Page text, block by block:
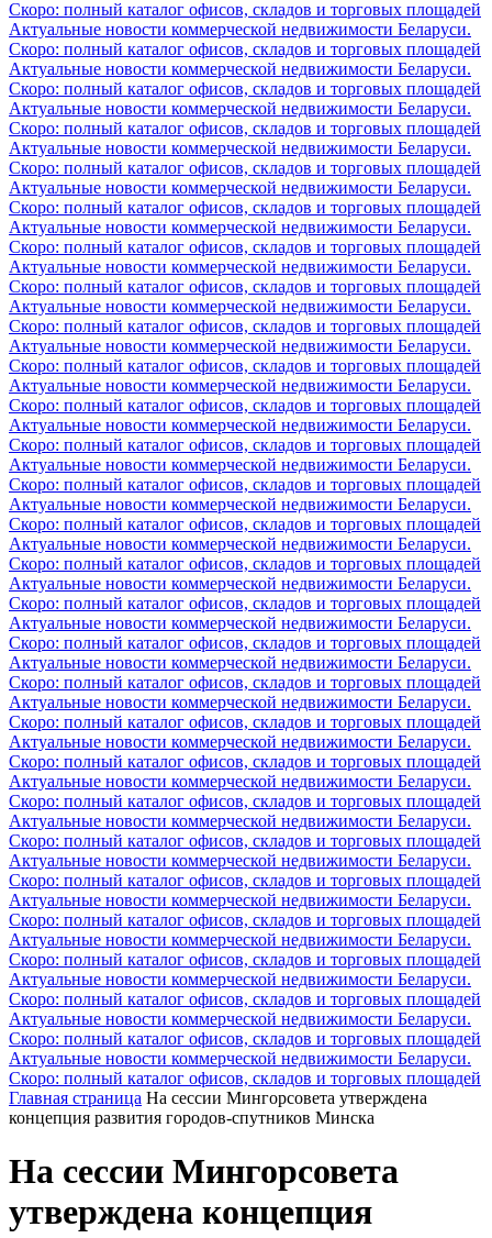
Скоро: полный каталог офисов, складов и торговых площадей
Актуальные новости коммерческой недвижимости Беларуси.
Скоро: полный каталог офисов, складов и торговых площадей
Актуальные новости коммерческой недвижимости Беларуси.
Скоро: полный каталог офисов, складов и торговых площадей
Актуальные новости коммерческой недвижимости Беларуси.
Скоро: полный каталог офисов, складов и торговых площадей
Актуальные новости коммерческой недвижимости Беларуси.
Скоро: полный каталог офисов, складов и торговых площадей
Актуальные новости коммерческой недвижимости Беларуси.
Скоро: полный каталог офисов, складов и торговых площадей
Актуальные новости коммерческой недвижимости Беларуси.
Скоро: полный каталог офисов, складов и торговых площадей
Актуальные новости коммерческой недвижимости Беларуси.
Скоро: полный каталог офисов, складов и торговых площадей
Актуальные новости коммерческой недвижимости Беларуси.
Скоро: полный каталог офисов, складов и торговых площадей
Актуальные новости коммерческой недвижимости Беларуси.
Скоро: полный каталог офисов, складов и торговых площадей
Актуальные новости коммерческой недвижимости Беларуси.
Скоро: полный каталог офисов, складов и торговых площадей
Актуальные новости коммерческой недвижимости Беларуси.
Скоро: полный каталог офисов, складов и торговых площадей
Актуальные новости коммерческой недвижимости Беларуси.
Скоро: полный каталог офисов, складов и торговых площадей
Актуальные новости коммерческой недвижимости Беларуси.
Скоро: полный каталог офисов, складов и торговых площадей
Актуальные новости коммерческой недвижимости Беларуси.
Скоро: полный каталог офисов, складов и торговых площадей
Актуальные новости коммерческой недвижимости Беларуси.
Скоро: полный каталог офисов, складов и торговых площадей
Актуальные новости коммерческой недвижимости Беларуси.
Скоро: полный каталог офисов, складов и торговых площадей
Актуальные новости коммерческой недвижимости Беларуси.
Скоро: полный каталог офисов, складов и торговых площадей
Актуальные новости коммерческой недвижимости Беларуси.
Скоро: полный каталог офисов, складов и торговых площадей
Актуальные новости коммерческой недвижимости Беларуси.
Скоро: полный каталог офисов, складов и торговых площадей
Актуальные новости коммерческой недвижимости Беларуси.
Скоро: полный каталог офисов, складов и торговых площадей
Актуальные новости коммерческой недвижимости Беларуси.
Скоро: полный каталог офисов, складов и торговых площадей
Актуальные новости коммерческой недвижимости Беларуси.
Скоро: полный каталог офисов, складов и торговых площадей
Актуальные новости коммерческой недвижимости Беларуси.
Скоро: полный каталог офисов, складов и торговых площадей
Актуальные новости коммерческой недвижимости Беларуси.
Скоро: полный каталог офисов, складов и торговых площадей
Актуальные новости коммерческой недвижимости Беларуси.
Скоро: полный каталог офисов, складов и торговых площадей
Актуальные новости коммерческой недвижимости Беларуси.
Скоро: полный каталог офисов, складов и торговых площадей
Актуальные новости коммерческой недвижимости Беларуси.
Скоро: полный каталог офисов, складов и торговых площадей
Главная страница На сессии Мингорсовета утверждена
концепция развития городов-спутников Минска
На сессии Мингорсовета
утверждена концепция